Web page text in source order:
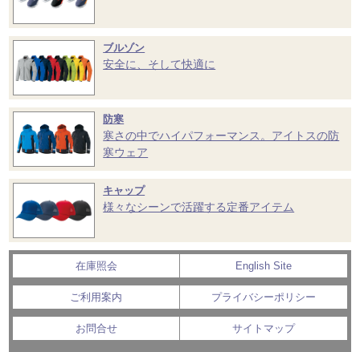
ブルゾン
安全に、そして快適に
防寒
寒さの中でハイパフォーマンス。アイトスの防
寒ウェア
キャップ
様々なシーンで活躍する定番アイテム
在庫照会 English Site
ご利用案内 プライバシーポリシー
お問合せ サイトマップ